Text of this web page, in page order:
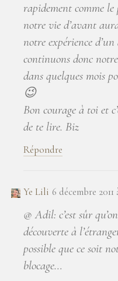
rapidement comme
notre vie d’avant
notre expérience
continuons donc
dans quelques mois
😉
Bon courage à toi et
de te lire. Biz
Répondre
Ye Lili 6 décembre
@ Adil: c’est sûr
découverte à
possible que ce soit
blocage…